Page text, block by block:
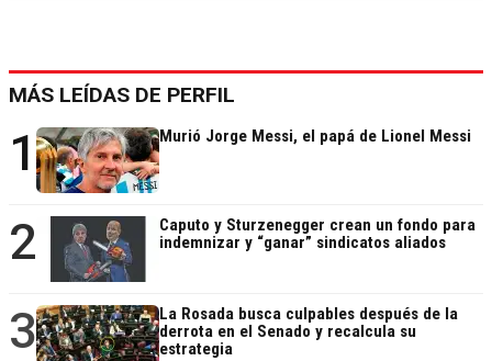
MÁS LEÍDAS DE PERFIL
1 Murió Jorge Messi, el papá de Lionel Messi
2
Caputo y Sturzenegger crean un fondo para
indemnizar y “ganar” sindicatos aliados
3
La Rosada busca culpables después de la
derrota en el Senado y recalcula su
estrategia